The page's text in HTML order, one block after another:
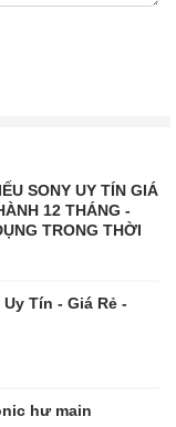
SONY UY TÍN GIÁ
12 THÁNG -
TRONG THỜI
Tín - Giá Rẻ -
hư main